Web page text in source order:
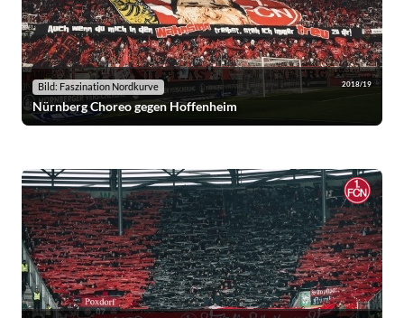
Bild: Faszination Nordkurve 2018/19
Nürnberg Choreo gegen Hoffenheim